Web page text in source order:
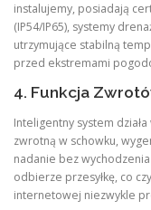
instalujemy, posiadają
(IP54/IP65), systemy
utrzymujące stabilną
przed ekstremami
4. Funkcja
Inteligentny system
zwrotną w schowku,
nadanie bez
odbierze przesyłkę, co
internetowej niezwykle